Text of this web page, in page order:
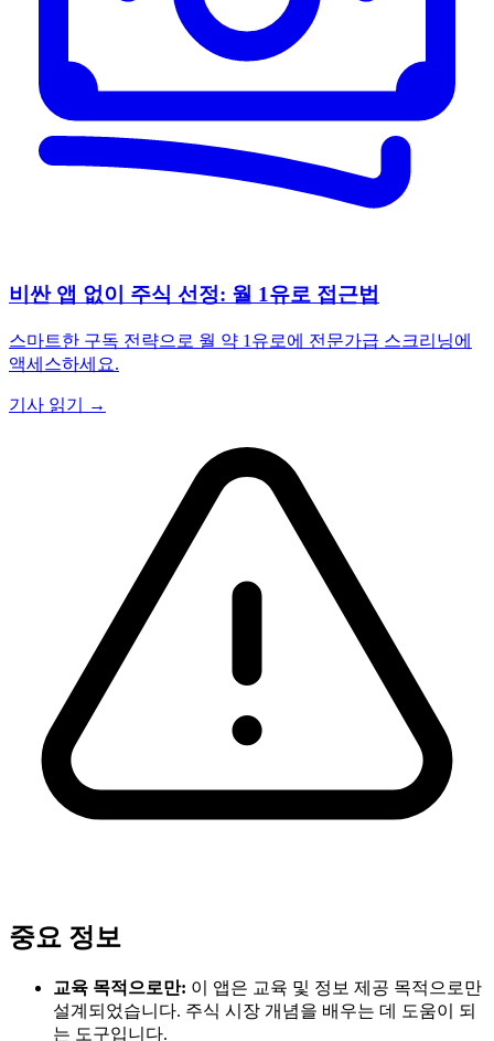
비싼 앱 없이 주식 선정: 월 1유로 접근법
스마트한 구독 전략으로 월 약 1유로에 전문가급 스크리닝에
액세스하세요.
기사 읽기 →
중요 정보
교육 목적으로만: 이 앱은 교육 및 정보 제공 목적으로만
설계되었습니다. 주식 시장 개념을 배우는 데 도움이 되
는 도구입니다.